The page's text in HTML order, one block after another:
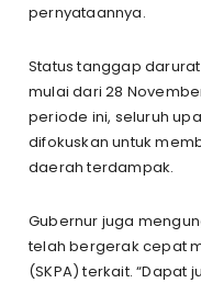
pernyataannya.
Status tanggap
mulai dari 28
periode ini, seluruh
difokuskan untuk
daerah terdampak.
Gubernur juga
telah bergerak cepat
(SKPA) terkait.